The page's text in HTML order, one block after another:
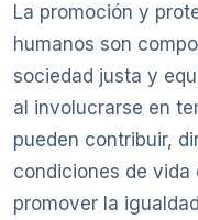
La promoción y
humanos son
sociedad justa y
al involucrarse en
pueden contribuir,
condiciones de vida
promover la